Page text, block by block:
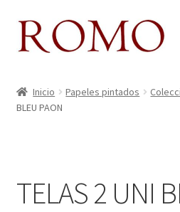
Ir
Ir
al
Aviso legal
Carrito
Inicio Papeles pintados
BLEU PAON
TELAS 2 UNI